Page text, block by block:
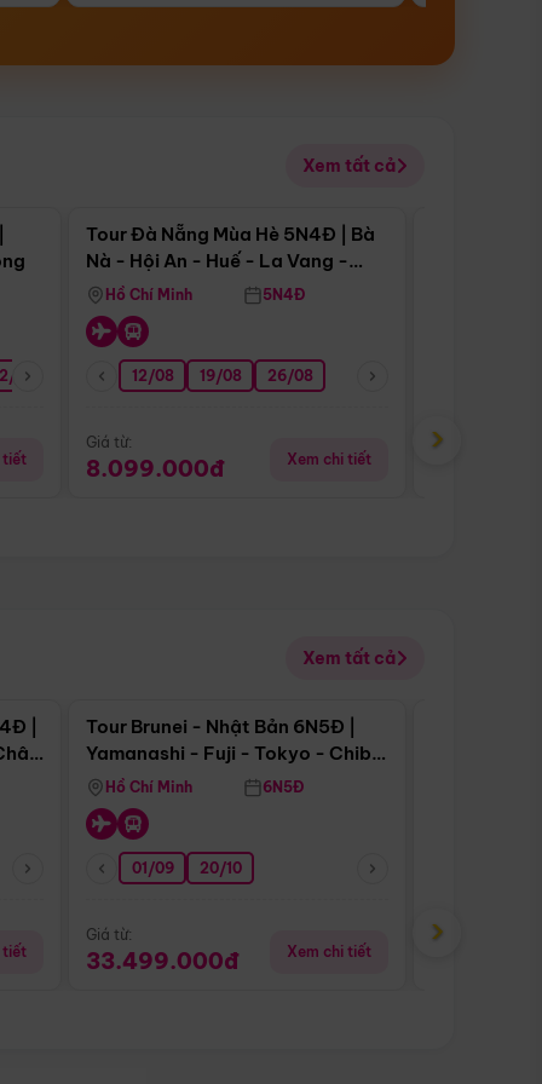
Xem tất cả
08 26/08 05/09 09/09 12/09
tiết
Điểm nổi bật
Tour Đà Nẵng Mùa Hè 5N4Đ | Bà
Nà - Hội An - Huế - La Vang -
Động Thiên Đường
Hồ Chí Minh 5N4Đ
12/08 19/08 26/08
Giá từ:
8.099.000đ Xem chi tiết
Giá từ:
›
Xem tất cả
|
tiết
Điểm nổi bật
Tour Brunei - Nhật Bản 6N5Đ |
Yamanashi - Fuji - Tokyo - Chiba
- Freeday
Hồ Chí Minh 6N5Đ
01/09 20/10
Giá từ:
33.499.000đ Xem chi tiết
Giá từ:
›